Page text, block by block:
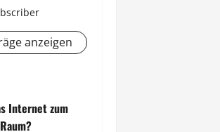
anzeigen
Internet zum